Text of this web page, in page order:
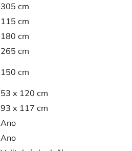
305 cm
115 cm
180 cm
265 cm
150 cm
53 x 120 cm
93 x 117 cm
Ano
Ano